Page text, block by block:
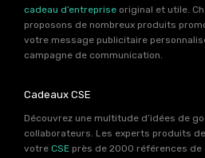
cadeau d’entreprise original et utile.
proposons de nombreux produits
votre message publicitaire
campagne de communication.
Cadeaux CSE
Découvrez une multitude d’idées de
collaborateurs. Les experts produits
votre CSE près de 2000 références de